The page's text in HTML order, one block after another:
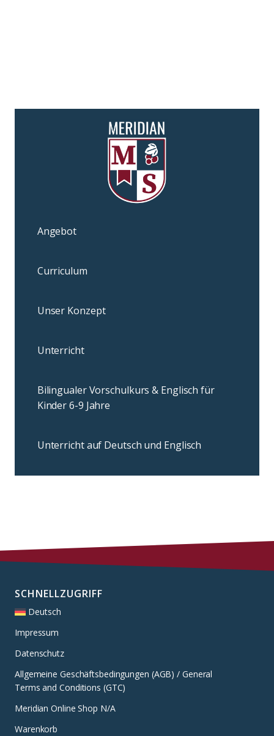
Angebot
Curriculum
Unser Konzept
Unterricht
Bilingualer Vorschulkurs & Englisch für
Kinder 6-9 Jahre
Unterricht auf Deutsch und Englisch
SCHNELLZUGRIFF
Deutsch
Impressum
Datenschutz
Allgemeine Geschäftsbedingungen (AGB) / General
Terms and Conditions (GTC)
Meridian Online Shop N/A
Warenkorb